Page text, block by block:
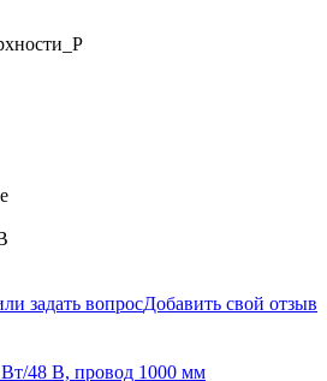
задать вопросДобавить свой отзыв